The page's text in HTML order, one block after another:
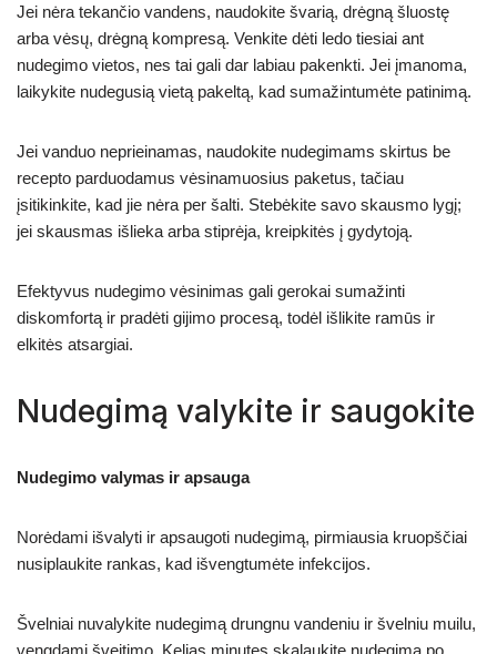
Jei nėra tekančio vandens, naudokite švarią, drėgną šluostę
arba vėsų, drėgną kompresą. Venkite dėti ledo tiesiai ant
nudegimo vietos, nes tai gali dar labiau pakenkti. Jei įmanoma,
laikykite nudegusią vietą pakeltą, kad sumažintumėte patinimą.
Jei vanduo neprieinamas, naudokite nudegimams skirtus be
recepto parduodamus vėsinamuosius paketus, tačiau
įsitikinkite, kad jie nėra per šalti. Stebėkite savo skausmo lygį;
jei skausmas išlieka arba stiprėja, kreipkitės į gydytoją.
Efektyvus nudegimo vėsinimas gali gerokai sumažinti
diskomfortą ir pradėti gijimo procesą, todėl išlikite ramūs ir
elkitės atsargiai.
Nudegimą valykite ir saugokite
Nudegimo valymas ir apsauga
Norėdami išvalyti ir apsaugoti nudegimą, pirmiausia kruopščiai
nusiplaukite rankas, kad išvengtumėte infekcijos.
Švelniai nuvalykite nudegimą drungnu vandeniu ir švelniu muilu,
vengdami šveitimo. Kelias minutes skalaukite nudegimą po